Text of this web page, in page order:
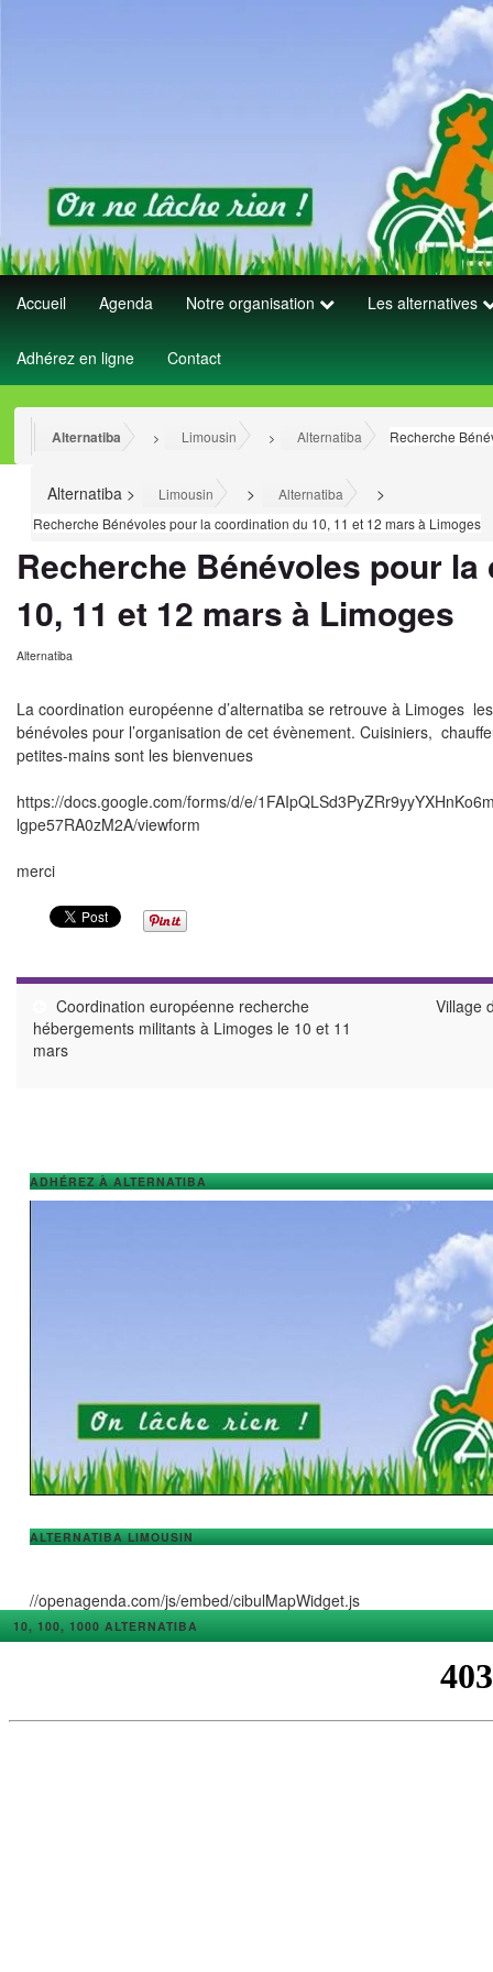
Accueil Agenda Notre organisation Les alternatives
Adhérez en ligne Contact
Alternatiba > Limousin > Alternatiba >
Recherche
Alternatiba > Limousin > Alternatiba >
Recherche Bénévoles pour la coordination du 10, 11 et 12 mars à Limoges
Recherche Bénévoles pour
10, 11 et 12 mars à Limoges
Alternatiba
La coordination européenne d’alternatiba se retrouve à Limoges
bénévoles pour l’organisation de cet évènement. Cuisiniers,
petites-mains sont les bienvenues
https://docs.google.com/forms/d/e/
lgpe57RA0zM2A/viewform
merci
Coordination européenne recherche
hébergements militants à Limoges le 10 et 11
mars
Village
ADHÉREZ À ALTERNATIBA
ALTERNATIBA LIMOUSIN
//openagenda.com/js/embed/cibulMapWidget.js
10, 100, 1000 ALTERNATIBA